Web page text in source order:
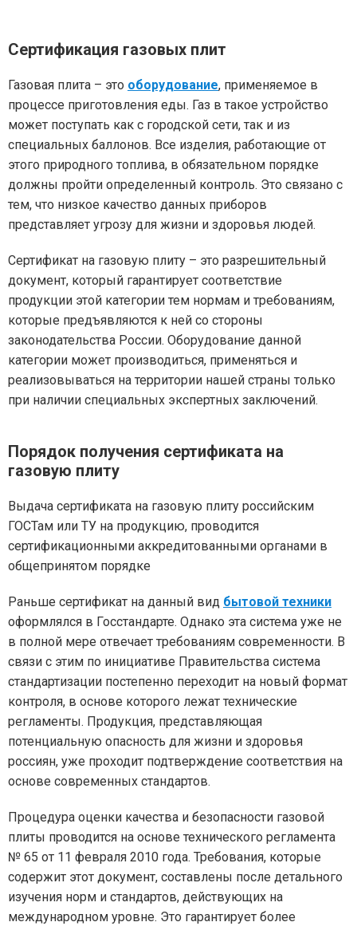
Сертификация газовых плит
Газовая плита – это оборудование, применяемое в
процессе приготовления еды. Газ в такое устройство
может поступать как с городской сети, так и из
специальных баллонов. Все изделия, работающие от
этого природного топлива, в обязательном порядке
должны пройти определенный контроль. Это связано с
тем, что низкое качество данных приборов
представляет угрозу для жизни и здоровья людей.
Сертификат на газовую плиту – это разрешительный
документ, который гарантирует соответствие
продукции этой категории тем нормам и требованиям,
которые предъявляются к ней со стороны
законодательства России. Оборудование данной
категории может производиться, применяться и
реализовываться на территории нашей страны только
при наличии специальных экспертных заключений.
Порядок получения сертификата на
газовую плиту
Выдача сертификата на газовую плиту российским
ГОСТам или ТУ на продукцию, проводится
сертификационными аккредитованными органами в
общепринятом порядке
Раньше сертификат на данный вид бытовой техники
оформлялся в Госстандарте. Однако эта система уже не
в полной мере отвечает требованиям современности. В
связи с этим по инициативе Правительства система
стандартизации постепенно переходит на новый формат
контроля, в основе которого лежат технические
регламенты. Продукция, представляющая
потенциальную опасность для жизни и здоровья
россиян, уже проходит подтверждение соответствия на
основе современных стандартов.
Процедура оценки качества и безопасности газовой
плиты проводится на основе технического регламента
№ 65 от 11 февраля 2010 года. Требования, которые
содержит этот документ, составлены после детального
изучения норм и стандартов, действующих на
международном уровне. Это гарантирует более